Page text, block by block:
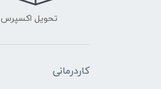
تحویل اکسپرس
کاردرمانی